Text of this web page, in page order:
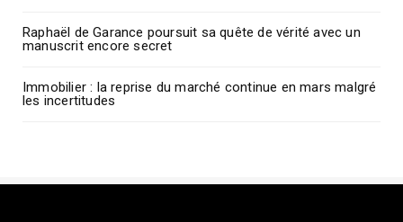
Raphaël de Garance poursuit sa quête de vérité avec un
manuscrit encore secret
Immobilier : la reprise du marché continue en mars malgré
les incertitudes